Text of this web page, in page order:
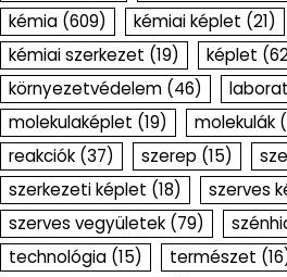
kémia (609) kémiai képlet (21)
kémiai szerkezet (19) képlet
környezetvédelem (46)
molekulaképlet (19) molekulák
reakciók (37) szerep (15)
szerkezeti képlet (18) szerves
szerves vegyületek (79)
technológia (15) természet